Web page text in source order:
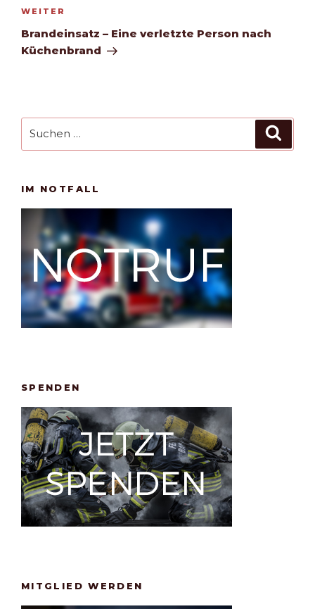
Nächster
Beitrag
WEITER
Brandeinsatz – Eine verletzte Person nach
Küchenbrand
nach:
IM NOTFALL
SPENDEN
MITGLIED WERDEN